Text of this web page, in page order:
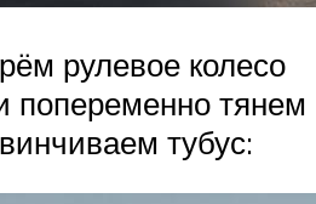
рулевое колесо
попеременно тянем
тубус: